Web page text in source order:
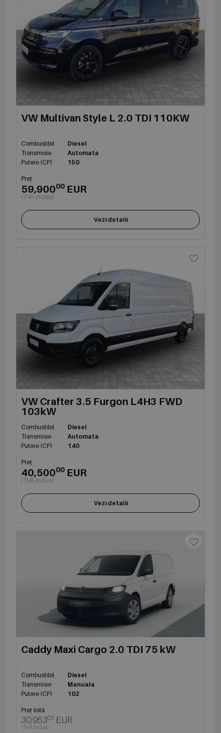
VW Multivan Style L 2.0 TDI 110KW
Combustibil
Diesel
Transmisie
Automata
Putere (CP)
150
Preț
59,90000 EUR
(TVA inclus)
Vezi detalii
VW Crafter 3.5 Furgon L4H3 FWD
103kW
Combustibil
Diesel
Transmisie
Automata
Putere (CP)
140
Preț
40,50000 EUR
(TVA inclus)
Vezi detalii
Caddy Maxi Cargo 2.0 TDI 75 kW
Combustibil
Diesel
Transmisie
Manuala
Putere (CP)
102
Preț listă
30,95301 EUR
(TVA inclus)